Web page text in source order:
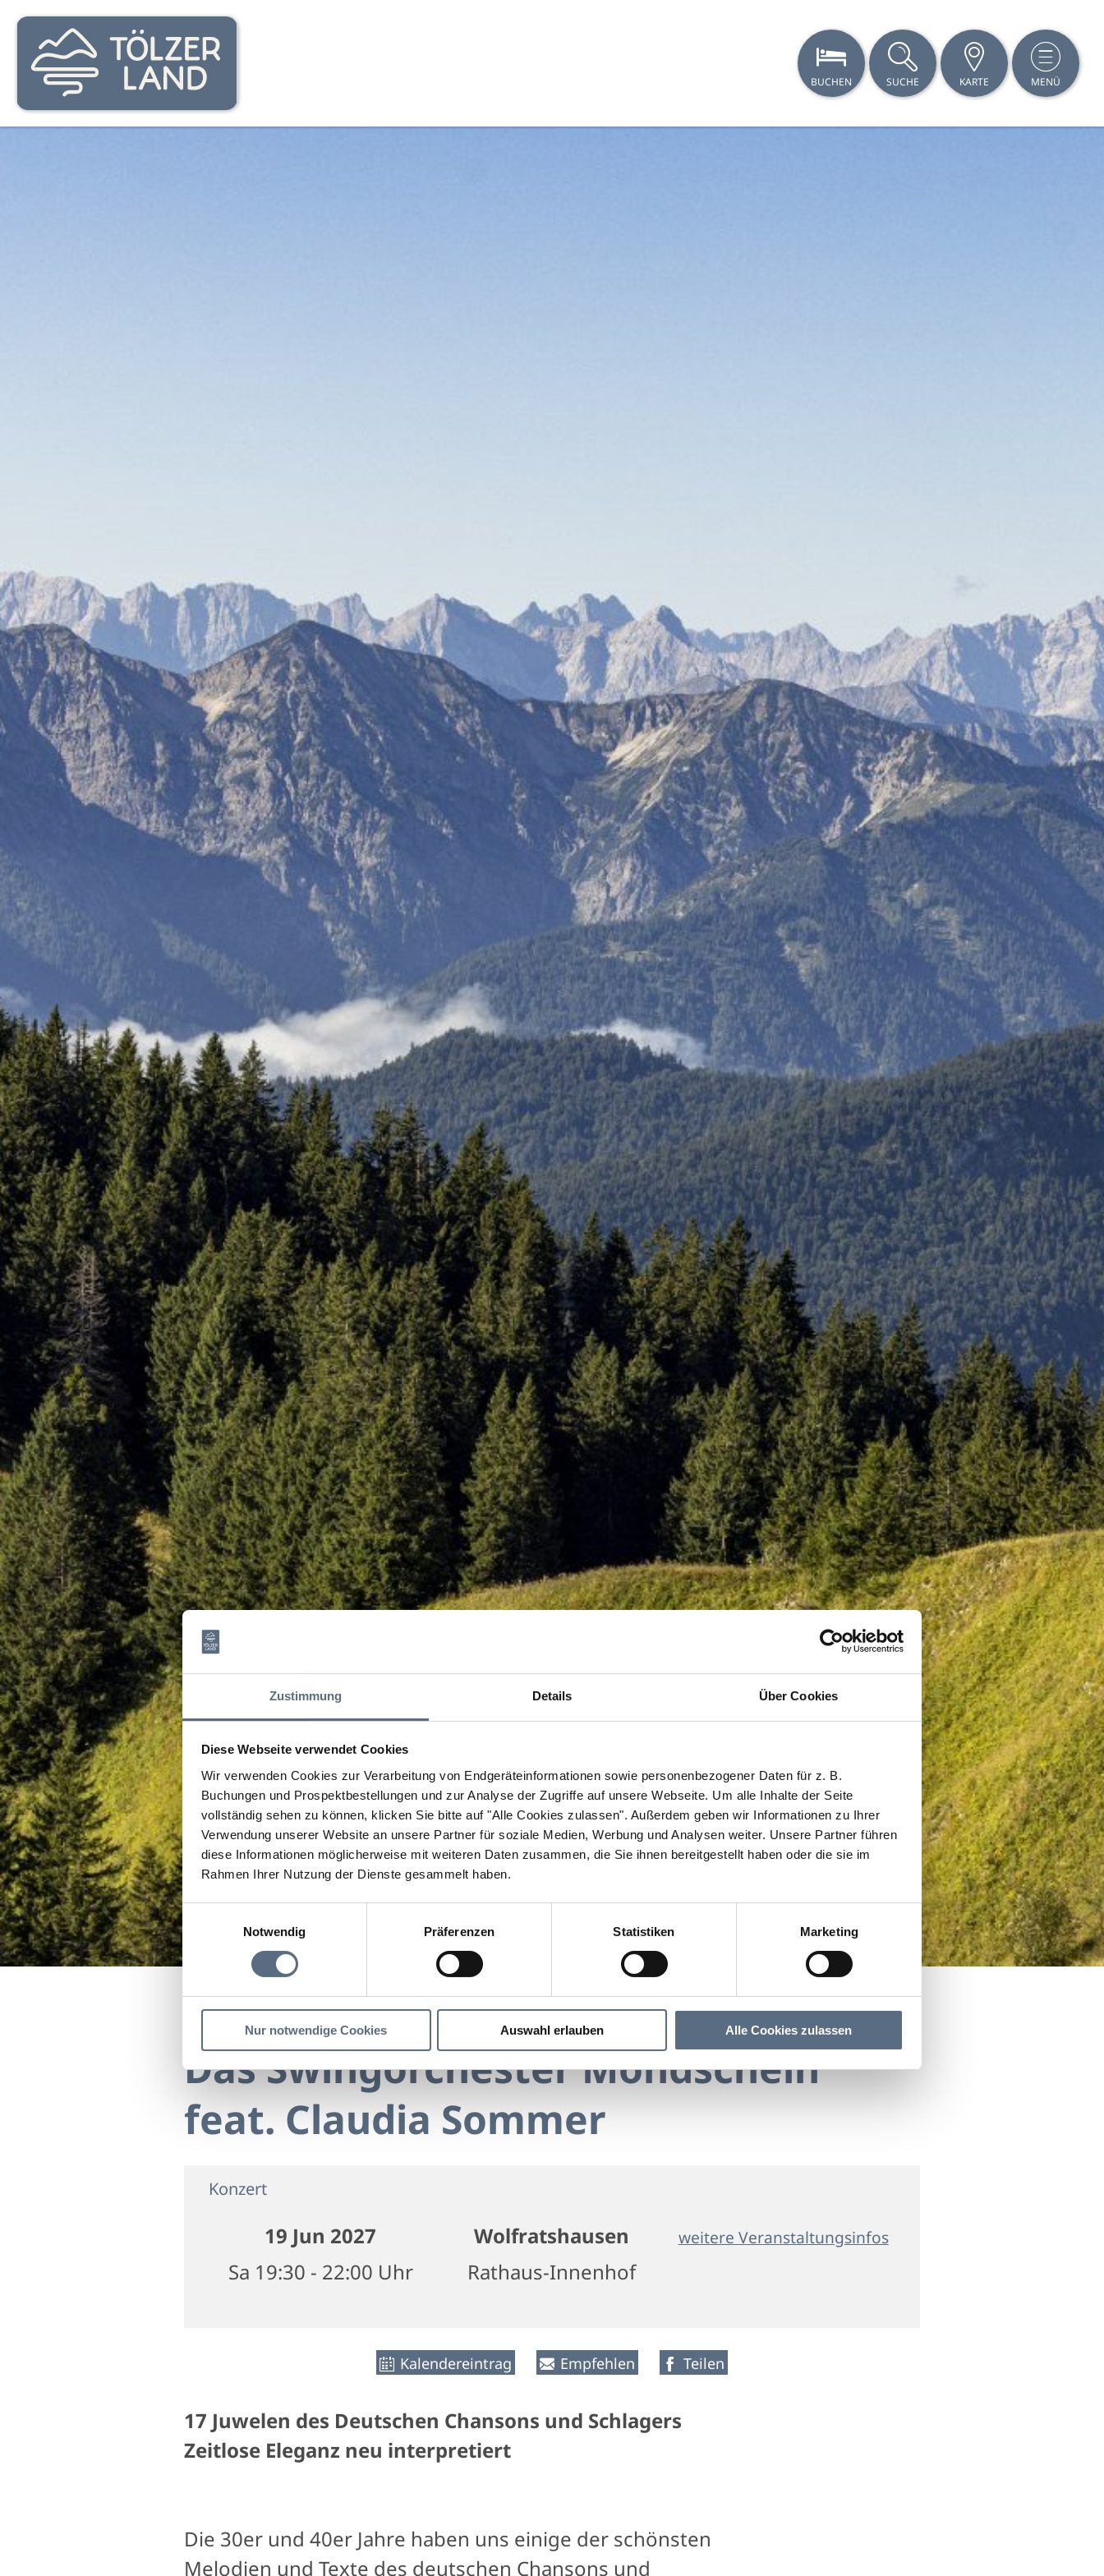
Zustimmung Details Über Cookies
Diese Webseite verwendet Cookies
Wir verwenden Cookies zur Verarbeitung von Endgeräteinformationen sowie personenbezogener Daten für z. B.
Buchungen und Prospektbestellungen und zur Analyse der Zugriffe auf unsere Webseite. Um alle Inhalte der Seite
vollständig sehen zu können, klicken Sie bitte auf "Alle Cookies zulassen". Außerdem geben wir Informationen zu Ihrer
Verwendung unserer Website an unsere Partner für soziale Medien, Werbung und Analysen weiter. Unsere Partner führen
diese Informationen möglicherweise mit weiteren Daten zusammen, die Sie ihnen bereitgestellt haben oder die sie im
Rahmen Ihrer Nutzung der Dienste gesammelt haben.
Einwilligungsauswahl
Notwendig
Präferenzen Statistiken Marketing
Nur notwendige Cookies Auswahl erlauben Alle Cookies zulassen
BUCHEN SUCHE KARTE MENÜ
Das Swingorchester Mondschein feat. Claudia Sommer
Das Swingorchester Mondschein
feat. Claudia Sommer
Konzert
19 Jun 2027
Sa 19:30 - 22:00 Uhr
Wolfratshausen
Rathaus-Innenhof
weitere Veranstaltungsinfos
Kalendereintrag Empfehlen Teilen
17 Juwelen des Deutschen Chansons und Schlagers
Zeitlose Eleganz neu interpretiert
Die 30er und 40er Jahre haben uns einige der schönsten
Melodien und Texte des deutschen Chansons und